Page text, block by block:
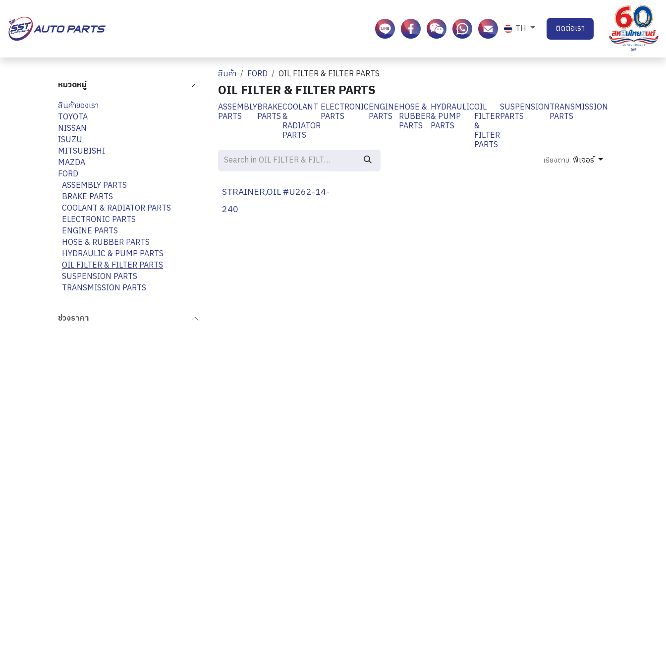
TH ติดต่อเรา
หมวดหมู่
สินค้าของเรา
TOYOTA
NISSAN
ISUZU
MITSUBISHI
MAZDA
FORD
ASSEMBLY PARTS
BRAKE PARTS
COOLANT & RADIATOR PARTS
ELECTRONIC PARTS
ENGINE PARTS
HOSE & RUBBER PARTS
HYDRAULIC & PUMP PARTS
OIL FILTER & FILTER PARTS
SUSPENSION PARTS
TRANSMISSION PARTS
ช่วงราคา
สินค้า FORD OIL FILTER & FILTER PARTS
OIL FILTER & FILTER PARTS
ASSEMBLY
PARTS
BRAKE
PARTS
COOLANT
&
RADIATOR
PARTS
ELECTRONIC
PARTS
ENGINE
PARTS
HOSE &
RUBBER
PARTS
HYDRAULIC
& PUMP
PARTS
OIL
FILTER
&
FILTER
PARTS
SUSPENSION
PARTS
TRANSMISSION
PARTS
เรียงตาม: ฟีเจอร์
STRAINER,OIL #U262-14-
240